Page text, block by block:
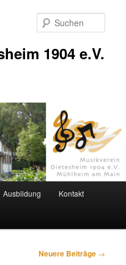
1904 e.V.
Ausbildung Kontakt
Neuere Beiträge →